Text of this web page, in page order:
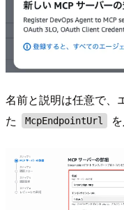
名前と説明は任意で、
た
McpEndpointUrl